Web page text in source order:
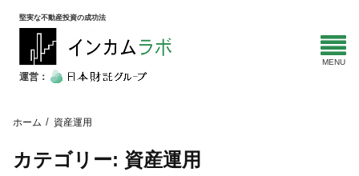
堅実な不動産投資の成功法
運営：
ホーム 資産運用
カテゴリー: 資産運用